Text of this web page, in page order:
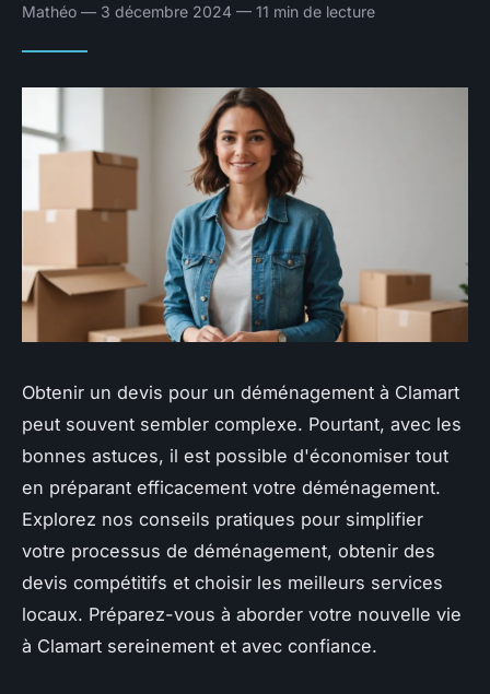
Mathéo — 3 décembre 2024 — 11 min de lecture
Obtenir un devis pour un déménagement à Clamart
peut souvent sembler complexe. Pourtant, avec les
bonnes astuces, il est possible d'économiser tout
en préparant efficacement votre déménagement.
Explorez nos conseils pratiques pour simplifier
votre processus de déménagement, obtenir des
devis compétitifs et choisir les meilleurs services
locaux. Préparez-vous à aborder votre nouvelle vie
à Clamart sereinement et avec confiance.